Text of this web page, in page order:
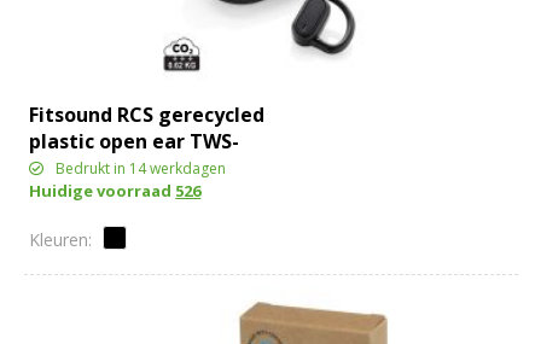
Fitsound RCS gerecycled
plastic open ear TWS-
oordopjes
Bedrukt in 14 werkdagen
Huidige voorraad 526